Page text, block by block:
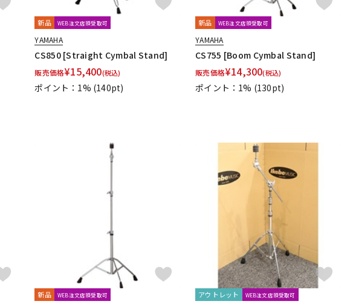
新品 WEB注文店頭受取可
YAMAHA
CS850 [Straight Cymbal Stand]
販売価格¥15,400(税込)
ポイント：1% (140pt)
新品 WEB注文店頭受取可
YAMAHA
CS755 [Boom Cymbal Stand]
販売価格¥14,300(税込)
ポイント：1% (130pt)
新品 WEB注文店頭受取可 アウトレット WEB注文店頭受取可